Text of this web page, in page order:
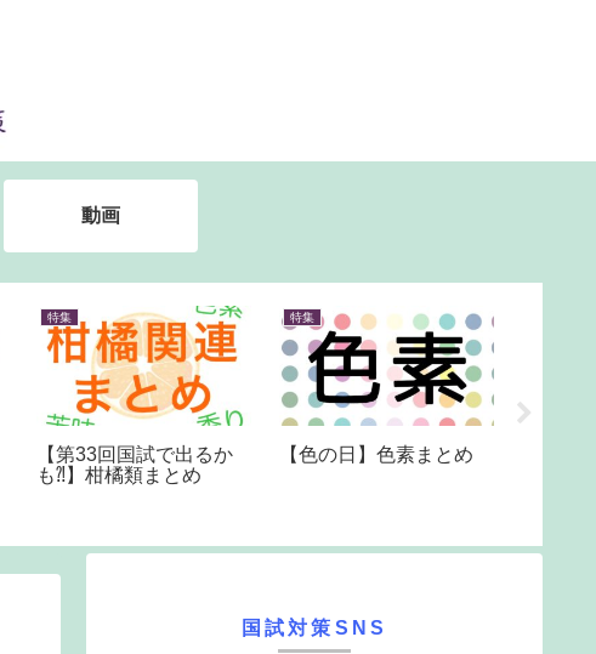
動画
特集
【第33回国試で出るか
も⁈】柑橘類まとめ
特集
【色の日】色素まとめ
国試対策SNS